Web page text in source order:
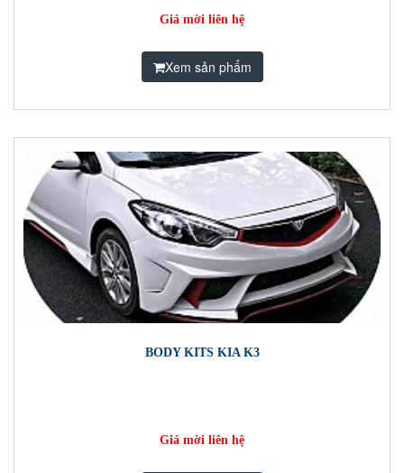
Giá mời liên hệ
Xem sản phẩm
BODY KITS KIA K3
Giá mời liên hệ